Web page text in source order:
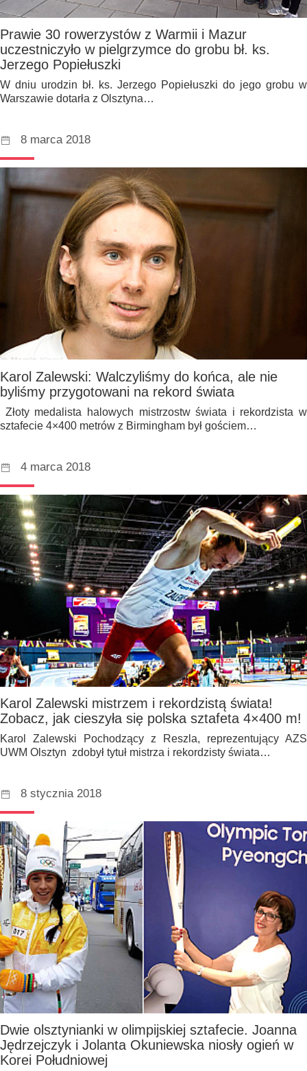
Prawie 30 rowerzystów z Warmii i Mazur
uczestniczyło w pielgrzymce do grobu bł. ks.
Jerzego Popiełuszki
W dniu urodzin bł. ks. Jerzego Popiełuszki do jego grobu w
Warszawie dotarła z Olsztyna…
8 marca 2018
Karol Zalewski: Walczyliśmy do końca, ale nie
byliśmy przygotowani na rekord świata
Złoty medalista halowych mistrzostw świata i rekordzista w
sztafecie 4×400 metrów z Birmingham był gościem…
4 marca 2018
Karol Zalewski mistrzem i rekordzistą świata!
Zobacz, jak cieszyła się polska sztafeta 4×400 m!
Karol Zalewski Pochodzący z Reszla, reprezentujący AZS
UWM Olsztyn zdobył tytuł mistrza i rekordzisty świata…
8 stycznia 2018
Dwie olsztynianki w olimpijskiej sztafecie. Joanna
Jędrzejczyk i Jolanta Okuniewska niosły ogień w
Korei Południowej